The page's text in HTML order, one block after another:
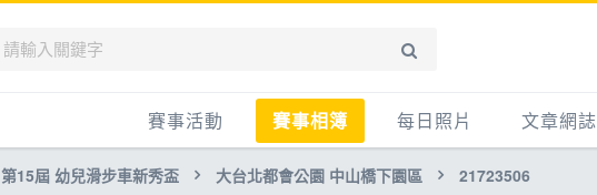
賽事活動
國內
賽事相簿
賽事影音相簿
每日照片 文章網誌
網誌
第15屆 幼兒滑步車新秀盃 大台北都會公園 中山橋下園區 21723506